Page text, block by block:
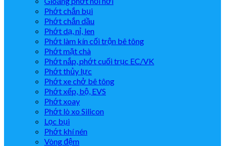
Phớt chắn bụi
Phớt chắn dầu
Phớt dạ, nỉ, len
Phớt làm kín cối trộn bê tông
Phớt mặt chà
Phớt nắp, phớt cuối trục EC/VK
Phớt thủy lực
Phớt xe chở bê tông
Phớt xếp, bộ, EVS
Phớt xoay
Phớt lò xo Silicon
Lọc bụi
Phớt khí nén
Vòng đệm